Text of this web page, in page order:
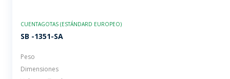
CUENTAGOTAS (ESTÁNDARD EUROPEO)
SB -1351-SA
Peso
Dimensiones